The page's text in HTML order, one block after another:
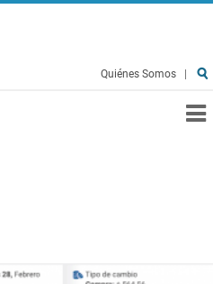
Quiénes Somos